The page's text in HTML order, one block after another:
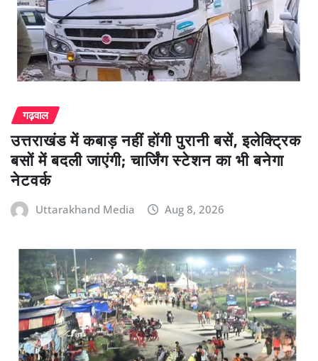
गढ़वाल
उत्तराखंड में कबाड़ नहीं होंगी पुरानी बसें, इलेक्ट्रिक
बसों में बदली जाएंगी; चार्जिंग स्टेशन का भी बनेगा
नेटवर्क
Uttarakhand Media Aug 8, 2026